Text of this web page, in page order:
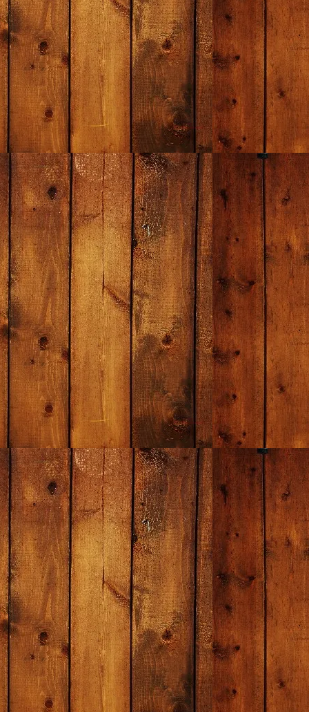
サクラテー
ブルテニス
6652 67 7185 7385 7185